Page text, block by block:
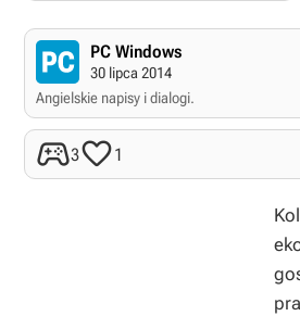
PC Windows
30 lipca 2014
Angielskie napisy i dialogi.
31